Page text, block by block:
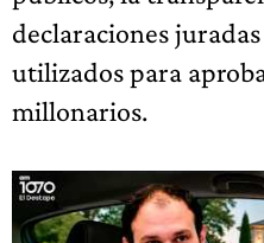
declaraciones
utilizados para
millonarios.